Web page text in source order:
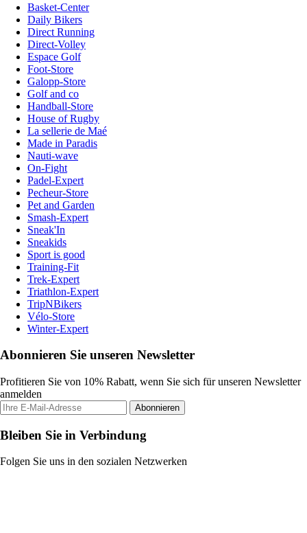
Basket-Center
Daily Bikers
Direct Running
Direct-Volley
Espace Golf
Foot-Store
Galopp-Store
Golf and co
Handball-Store
House of Rugby
La sellerie de Maé
Made in Paradis
Nauti-wave
On-Fight
Padel-Expert
Pecheur-Store
Pet and Garden
Smash-Expert
Sneak'In
Sneakids
Sport is good
Training-Fit
Trek-Expert
Triathlon-Expert
TripNBikers
Vélo-Store
Winter-Expert
Abonnieren Sie unseren Newsletter
Profitieren Sie von 10% Rabatt, wenn Sie sich für unseren Newsletter
anmelden
Abonnieren
Bleiben Sie in Verbindung
Folgen Sie uns in den sozialen Netzwerken